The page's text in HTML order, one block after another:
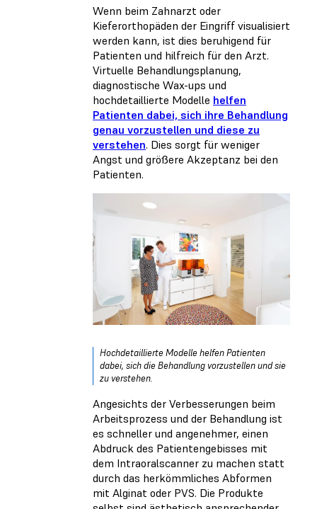
Wenn beim Zahnarzt oder
Kieferorthopäden der Eingriff visualisiert
werden kann, ist dies beruhigend für
Patienten und hilfreich für den Arzt.
Virtuelle Behandlungsplanung,
diagnostische Wax-ups und
hochdetaillierte Modelle helfen
Patienten dabei, sich ihre Behandlung
genau vorzustellen und diese zu
verstehen. Dies sorgt für weniger
Angst und größere Akzeptanz bei den
Patienten.
Hochdetaillierte Modelle helfen Patienten
dabei, sich die Behandlung vorzustellen und sie
zu verstehen.
Angesichts der Verbesserungen beim
Arbeitsprozess und der Behandlung ist
es schneller und angenehmer, einen
Abdruck des Patientengebisses mit
dem Intraoralscanner zu machen statt
durch das herkömmliches Abformen
mit Alginat oder PVS. Die Produkte